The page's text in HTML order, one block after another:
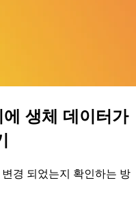
생체 데이터가
경 되었는지 확인하는 방